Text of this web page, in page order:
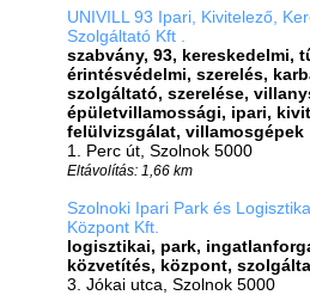
UNIVILL 93 Ipari, Kivitelező,
Szolgáltató Kft .
szabvány, 93, kereskedelmi,
érintésvédelmi, szerelés,
szolgáltató, szerelése,
épületvillamossági, ipari,
felülvizsgálat, villamosgépek
1. Perc út, Szolnok 5000
Eltávolítás: 1,66 km
Szolnoki Ipari Park és
Központ Kft.
logisztikai, park,
közvetítés, központ,
3. Jókai utca, Szolnok 5000